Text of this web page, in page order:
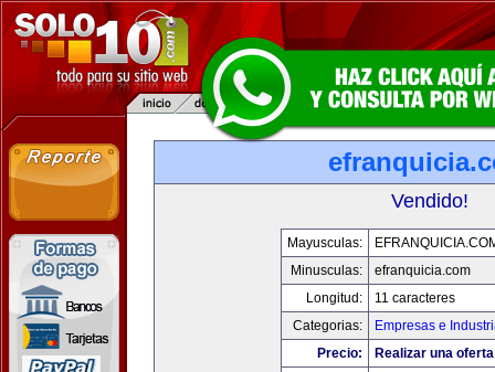
Vendido!
Mayusculas:
Minusculas:
efranquicia.com
Longitud:
11 caracteres
Categorias:
Empresas e
Precio:
Realizar una